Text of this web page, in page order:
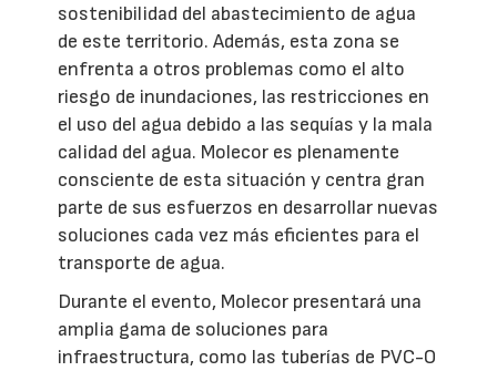
sostenibilidad del abastecimiento de agua
de este territorio. Además, esta zona se
enfrenta a otros problemas como el alto
riesgo de inundaciones, las restricciones en
el uso del agua debido a las sequías y la mala
calidad del agua. Molecor es plenamente
consciente de esta situación y centra gran
parte de sus esfuerzos en desarrollar nuevas
soluciones cada vez más eficientes para el
transporte de agua.
Durante el evento, Molecor presentará una
amplia gama de soluciones para
infraestructura, como las tuberías de PVC-O